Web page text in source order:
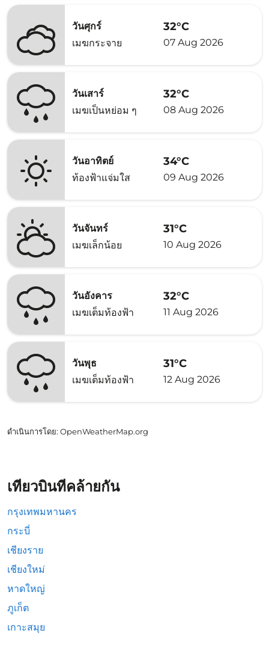
วันศุกร์
เมฆกระจาย
32°C
07 Aug 2026
วันเสาร์
เมฆเป็นหย่อม ๆ
32°C
08 Aug 2026
วันอาทิตย์
ท้องฟ้าแจ่มใส
34°C
09 Aug 2026
วันจันทร์
เมฆเล็กน้อย
31°C
10 Aug 2026
วันอังคาร
เมฆเต็มท้องฟ้า
32°C
11 Aug 2026
วันพุธ
เมฆเต็มท้องฟ้า
31°C
12 Aug 2026
ดำเนินการโดย: OpenWeatherMap.org
เที่ยวบินที่คล้ายกัน
กรุงเทพมหานคร
กระบี่
เชียงราย
เชียงใหม่
หาดใหญ่
ภูเก็ต
เกาะสมุย